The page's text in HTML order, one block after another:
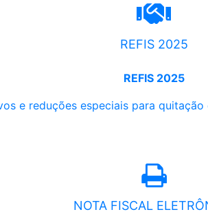
REFIS 2025
REFIS 2025
e reduções especiais para
NOTA FISCAL